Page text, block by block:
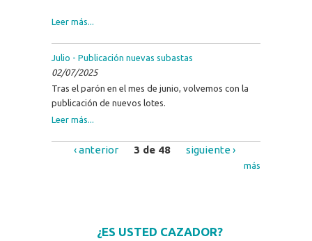
Leer más...
Julio - Publicación nuevas subastas
02/07/2025
Tras el parón en el mes de junio, volvemos con la
publicación de nuevos lotes.
Leer más...
‹ anterior 3 de 48 siguiente ›
más
¿ES USTED CAZADOR?